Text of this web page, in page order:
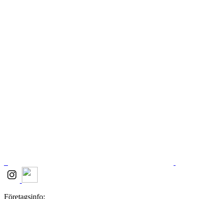
Företagsinfo: